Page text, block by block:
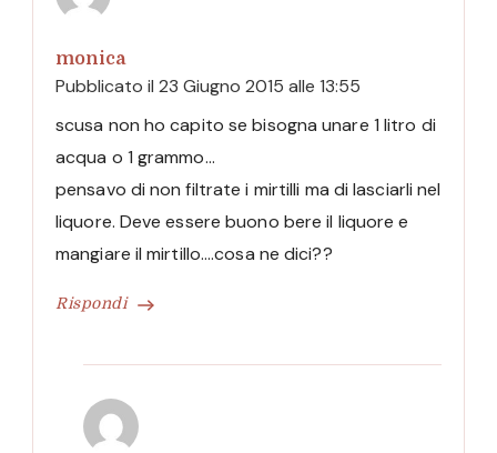
monica
Pubblicato il 23 Giugno 2015 alle 13:55
Rispondi
scusa non ho capito se bisogna unare 1 litro di
acqua o 1 grammo…
pensavo di non filtrate i mirtilli ma di lasciarli nel
liquore. Deve essere buono bere il liquore e
mangiare il mirtillo….cosa ne dici??